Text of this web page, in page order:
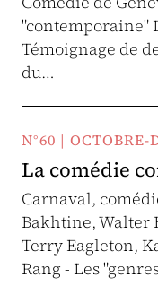
"contemporaine"
Témoignage de
du…
N°60 | OCTOBRE-
La comédie
Carnaval,
Bakhtine, Walter
Terry Eagleton,
Rang - Les